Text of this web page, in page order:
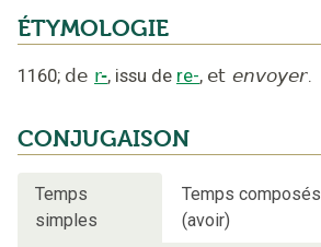
ÉTYMOLOGIE
1160; de r-, issu de re-, et envoyer.
CONJUGAISON
Temps
simples
Temps composés
(avoir)